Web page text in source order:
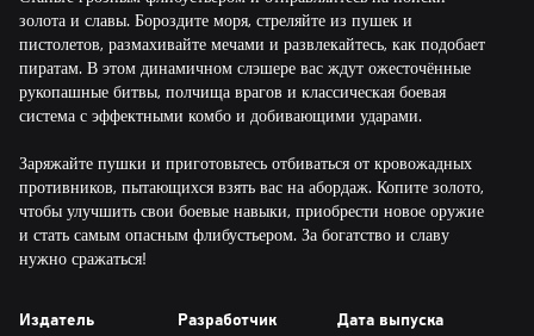
золота и славы. Бороздите моря, стреляйте из пушек и
пистолетов, размахивайте мечами и развлекайтесь, как подобает
пиратам. В этом динамичном слэшере вас ждут ожесточённые
рукопашные битвы, полчища врагов и классическая боевая
система с эффектными комбо и добивающими ударами.
Заряжайте пушки и приготовьтесь отбиваться от кровожадных
противников, пытающихся взять вас на абордаж. Копите золото,
чтобы улучшить свои боевые навыки, приобрести новое оружие
и стать самым опасным флибустьером. За богатство и славу
Издатель Разработчик Дата выпуска